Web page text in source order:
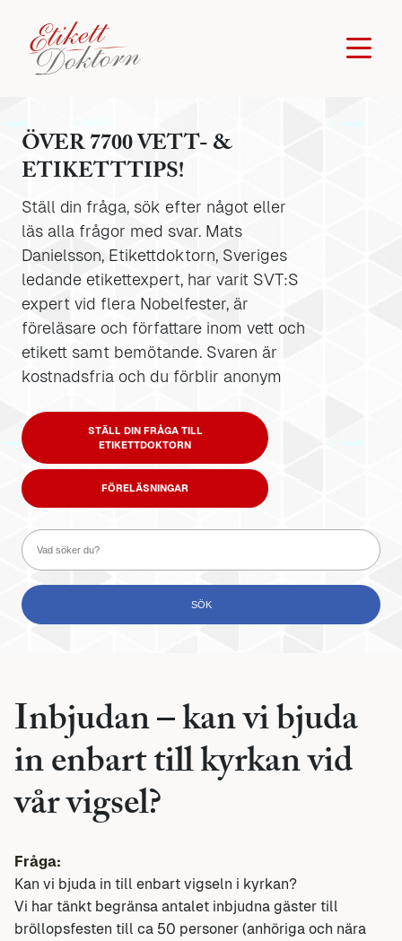
ÖVER 7700 VETT- &
ETIKETTTIPS!
Ställ din fråga, sök efter något eller
läs alla frågor med svar. Mats
Danielsson, Etikettdoktorn, Sveriges
ledande etikettexpert, har varit SVT:S
expert vid flera Nobelfester, är
föreläsare och författare inom vett och
etikett samt bemötande. Svaren är
kostnadsfria och du förblir anonym
STÄLL DIN FRÅGA TILL
ETIKETTDOKTORN
FÖRELÄSNINGAR
Inbjudan – kan vi bjuda
in enbart till kyrkan vid
vår vigsel?
Fråga:
Kan vi bjuda in till enbart vigseln i kyrkan?
Vi har tänkt begränsa antalet inbjudna gäster till
bröllopsfesten till ca 50 personer (anhöriga och nära